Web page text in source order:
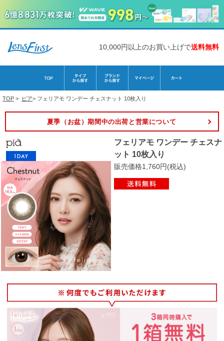
10,000円以上のお買い上げで送料無料
TOP > ピア> フェリアモ ワンデー チェスナット 10枚入り
夏季（お盆）期間中の出荷と営業について
フェリアモ ワンデー チェスナ
ット 10枚入り
販売価格1,760円(税込)